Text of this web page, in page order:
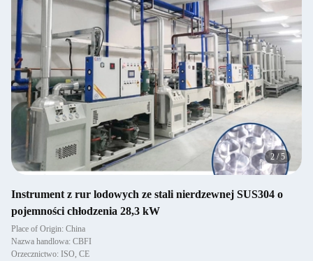
2/5
Instrument z rur lodowych ze stali nierdzewnej SUS304 o
pojemności chłodzenia 28,3 kW
Place of Origin: China
Nazwa handlowa: CBFI
Orzecznictwo: ISO, CE